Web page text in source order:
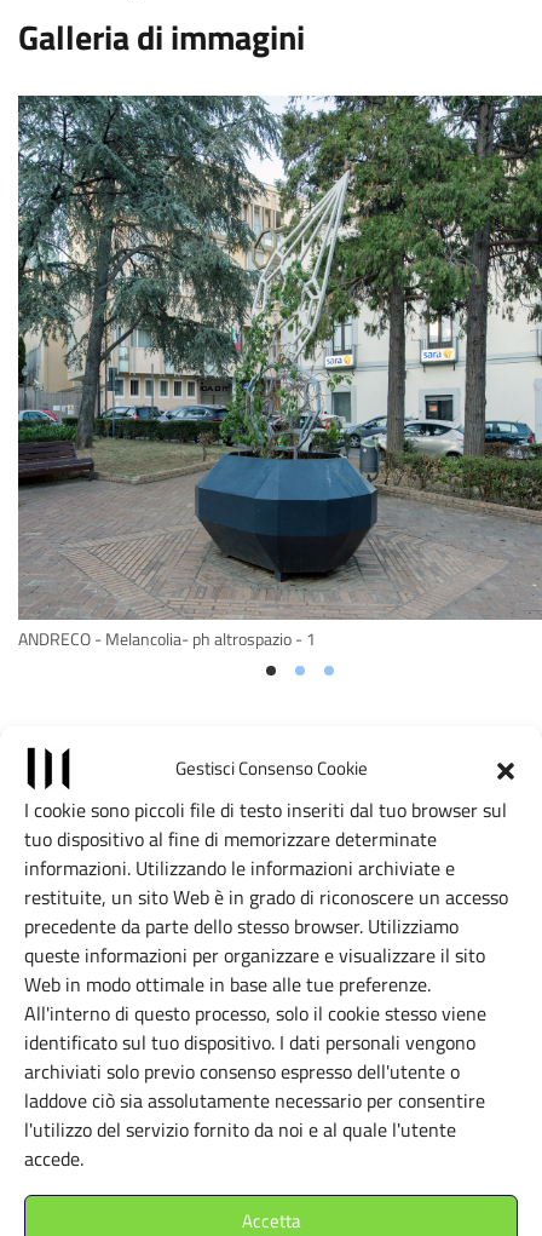
Gestisci Consenso Cookie
I cookie sono piccoli file di testo inseriti dal tuo browser sul
tuo dispositivo al fine di memorizzare determinate
informazioni. Utilizzando le informazioni archiviate e
restituite, un sito Web è in grado di riconoscere un accesso
precedente da parte dello stesso browser. Utilizziamo
queste informazioni per organizzare e visualizzare il sito
Web in modo ottimale in base alle tue preferenze.
All'interno di questo processo, solo il cookie stesso viene
identificato sul tuo dispositivo. I dati personali vengono
archiviati solo previo consenso espresso dell'utente o
laddove ciò sia assolutamente necessario per consentire
l'utilizzo del servizio fornito da noi e al quale l'utente
accede.
Accetta
Galleria di immagini
ANDRECO - Melancolia- ph altrospazio - 1
Posizione
Melancolia
Piazza dei Giardini Nicholas Green
- 50025
Apri il navigatore
È richiesto il consenso alla
geolocalizzazione.
×
+
−
Leaflet |© OpenStreetMapcontributors, Tiles style by CartoDB
tocca i marcatori colorati per i dettagli, muovi la mappa con due
dita, pinch per lo zoom, attiva la geolocalizzazione per avere la